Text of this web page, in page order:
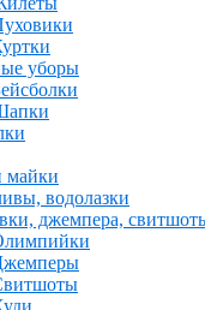
уборы
майки
водолазки
джемпера,